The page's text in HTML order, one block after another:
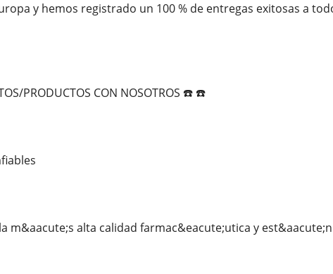
y hemos registrado un 100 % de entregas exitosas a
PRODUCTOS CON NOSOTROS ☎️ ☎️
m&aacute;s alta calidad farmac&eacute;utica y